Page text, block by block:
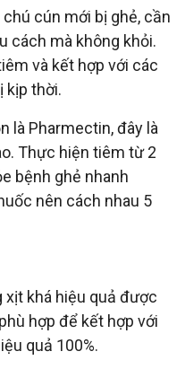
cún mới bị ghẻ, cần
cách mà không khỏi.
và kết hợp với các
kịp thời.
là Pharmectin, đây là
Thực hiện tiêm từ 2
bệnh ghẻ nhanh
nên cách nhau 5
xịt khá hiệu quả được
hợp để kết hợp với
quả 100%.